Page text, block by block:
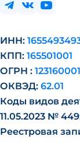
ИНН:
КПП: 165501001
ОГРН :
ОКВЭД: 62.01
Коды видов
11.05.2023 №
Реестровая